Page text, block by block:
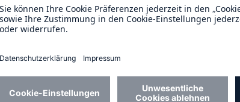
Versicherungsverträgen stieg in Q2
betrug 1.560 (2.014) Mio. €, das
erzielte in Q2 ein sehr starkes
Der Ergebnisbeitrag aus der Auflösung
Diese Auflösung konnte durch einen